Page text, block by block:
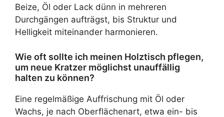
Beize, Öl oder Lack dünn in mehreren
Durchgängen aufträgst, bis Struktur und
Helligkeit miteinander harmonieren.
Wie oft sollte ich meinen Holztisch pflegen,
um neue Kratzer möglichst unauffällig
halten zu können?
Eine regelmäßige Auffrischung mit Öl oder
Wachs, je nach Oberflächenart, etwa ein- bis